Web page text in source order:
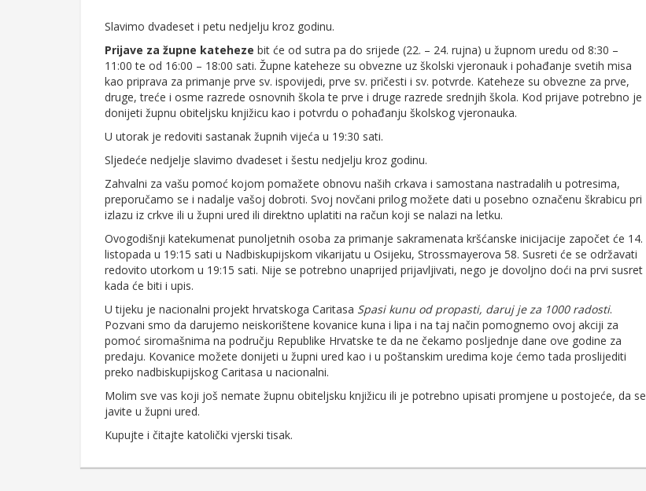
Slavimo dvadeset i petu nedjelju kroz godinu.
Prijave za župne kateheze bit će od sutra pa do srijede (22. – 24. rujna) u župnom uredu od 8:30 –
11:00 te od 16:00 – 18:00 sati. Župne kateheze su obvezne uz školski vjeronauk i pohađanje svetih misa
kao priprava za primanje prve sv. ispovijedi, prve sv. pričesti i sv. potvrde. Kateheze su obvezne za prve,
druge, treće i osme razrede osnovnih škola te prve i druge razrede srednjih škola. Kod prijave potrebno je
donijeti župnu obiteljsku knjižicu kao i potvrdu o pohađanju školskog vjeronauka.
U utorak je redoviti sastanak župnih vijeća u 19:30 sati.
Sljedeće nedjelje slavimo dvadeset i šestu nedjelju kroz godinu.
Zahvalni za vašu pomoć kojom pomažete obnovu naših crkava i samostana nastradalih u potresima,
preporučamo se i nadalje vašoj dobroti. Svoj novčani prilog možete dati u posebno označenu škrabicu pri
izlazu iz crkve ili u župni ured ili direktno uplatiti na račun koji se nalazi na letku.
Ovogodišnji katekumenat punoljetnih osoba za primanje sakramenata kršćanske inicijacije započet će 14.
listopada u 19:15 sati u Nadbiskupijskom vikarijatu u Osijeku, Strossmayerova 58. Susreti će se održavati
redovito utorkom u 19:15 sati. Nije se potrebno unaprijed prijavljivati, nego je dovoljno doći na prvi susret
kada će biti i upis.
U tijeku je nacionalni projekt hrvatskoga Caritasa Spasi kunu od propasti, daruj je za 1000 radosti.
Pozvani smo da darujemo neiskorištene kovanice kuna i lipa i na taj način pomognemo ovoj akciji za
pomoć siromašnima na području Republike Hrvatske te da ne čekamo posljednje dane ove godine za
predaju. Kovanice možete donijeti u župni ured kao i u poštanskim uredima koje ćemo tada proslijediti
preko nadbiskupijskog Caritasa u nacionalni.
Molim sve vas koji još nemate župnu obiteljsku knjižicu ili je potrebno upisati promjene u postojeće, da se
javite u župni ured.
Kupujte i čitajte katolički vjerski tisak.